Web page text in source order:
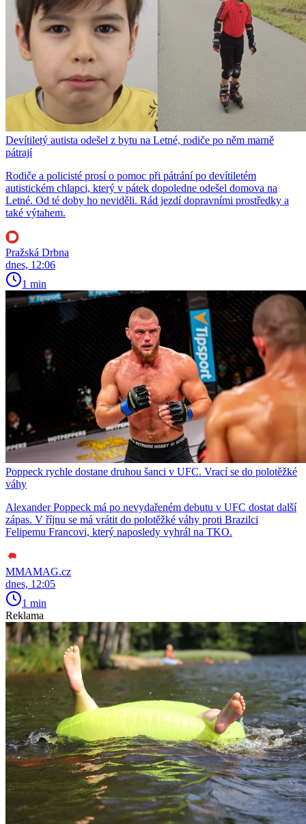
Devítiletý autista odešel z bytu na Letné, rodiče po něm marně
pátrají
Rodiče a policisté prosí o pomoc při pátrání po devítiletém
autistickém chlapci, který v pátek dopoledne odešel domova na
Letné. Od té doby ho neviděli. Rád jezdí dopravními prostředky a
také výtahem.
Pražská Drbna
dnes, 12:06
1 min
Poppeck rychle dostane druhou šanci v UFC. Vrací se do polotěžké
váhy
Alexander Poppeck má po nevydařeném debutu v UFC dostat další
zápas. V říjnu se má vrátit do polotěžké váhy proti Brazilci
Felipemu Francovi, který naposledy vyhrál na TKO.
MMAMAG.cz
dnes, 12:05
1 min
Reklama